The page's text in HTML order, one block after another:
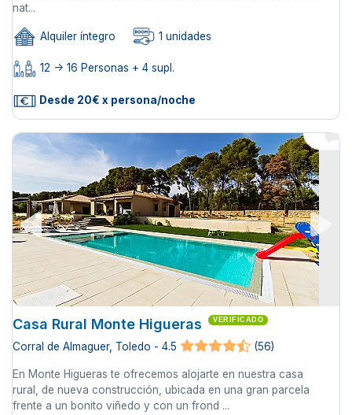
nat...
Alquiler íntegro 1 unidades
12 -> 16 Personas + 4 supl.
Desde 20€ x persona/noche
Casa Rural Monte Higueras VERIFICADO
Corral de Almaguer, Toledo - 4.5 (56)
En Monte Higueras te ofrecemos alojarte en nuestra casa
rural, de nueva construcción, ubicada en una gran parcela
frente a un bonito viñedo y con un frond ...